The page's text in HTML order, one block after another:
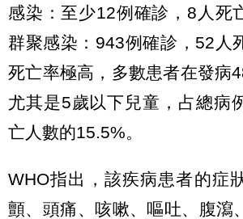
感染：至少12例確診，8人死
群聚感染：943例確診，52人
死亡率極高，多數患者在發病
尤其是5歲以下兒童，占總病
亡人數的15.5%。
WHO指出，該疾病患者的症
顫、頭痛、咳嗽、嘔吐、腹瀉